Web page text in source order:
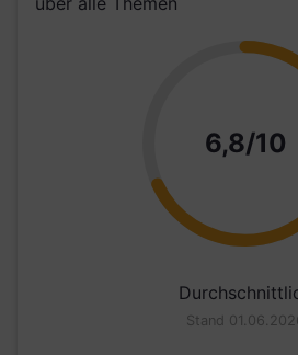
6,8/10
Stand